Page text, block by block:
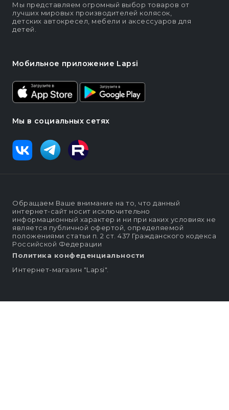
Мы представляем огромный выбор товаров от
лучших мировых производителей колясок,
детских автокресел, мебели и аксессуаров для
детей.
Мобильное приложение Lapsi
Мы в социальных сетях
Обращаем Ваше внимание на то, что данный
интернет-сайт носит исключительно
информационный характер и ни при каких условиях не
является публичной офертой, определяемой
положениями статьи п. 2 ст. 437 Гражданского кодекса
Российской Федерации
Политика конфеденциальности
Интернет-магазин "Lapsi".